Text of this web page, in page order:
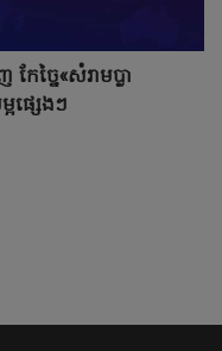
ែច្នៃ«សំរាមប្លា
ផ្សេងៗ